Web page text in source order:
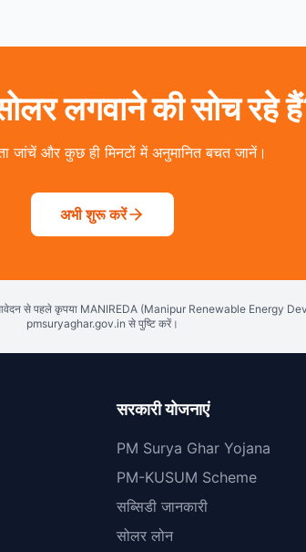
लगवाने की सोच रहे
जांचें और कुछ ही मिनटों में अनुमानित बचत जानें।
अभी शुरू करें
से पहले कृपया MANIREDA (Manipur Renewable Energy
pmsuryaghar.gov.in से पुष्टि करें।
सरकारी योजनाएं
PM Surya Ghar Yojana
PM-KUSUM Scheme
सब्सिडी जानकारी
सोलर लोन